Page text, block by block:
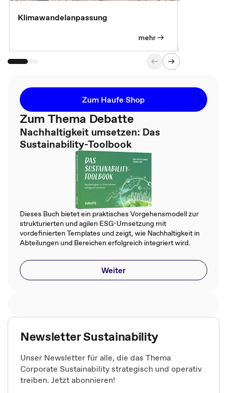
Klimawandelanpassung
mehr
Zum Haufe Shop
Zum Thema Debatte
Nachhaltigkeit umsetzen: Das
Sustainability-Toolbook
Dieses Buch bietet ein praktisches Vorgehensmodell zur
strukturierten und agilen ESG-Umsetzung mit
vordefinierten Templates und zeigt, wie Nachhaltigkeit in
Abteilungen und Bereichen erfolgreich integriert wird.
Weiter
Newsletter Sustainability
Unser Newsletter für alle, die das Thema
Corporate Sustainability strategisch und operativ
treiben. Jetzt abonnieren!